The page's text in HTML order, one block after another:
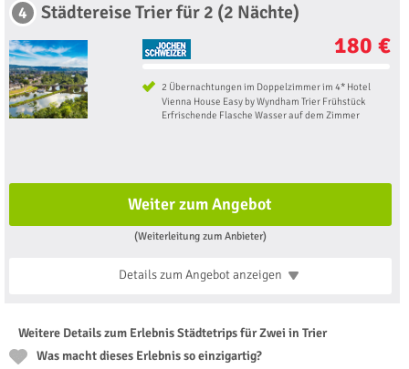
4 Städtereise Trier für 2 (2 Nächte)
180 €
2 Übernachtungen im Doppelzimmer im 4* Hotel
Vienna House Easy by Wyndham Trier Frühstück
Erfrischende Flasche Wasser auf dem Zimmer
Weiter zum Angebot
(Weiterleitung zum Anbieter)
Details zum Angebotanzeigen
Weitere Details zum Erlebnis Städtetrips für Zwei in Trier
Was macht dieses Erlebnis so einzigartig?